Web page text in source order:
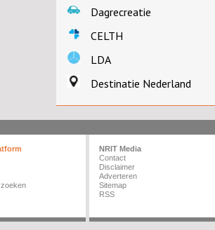
Dagrecreatie
CELTH
LDA
Destinatie Nederland
NRIT Media
Contact
Disclaimer
Adverteren
Sitemap
RSS